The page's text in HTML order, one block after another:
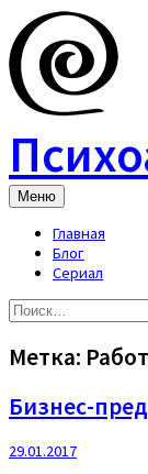
Skip
to
content
Меню
Главная
Блог
Сериал
Найти:
Метка:
Бизнес-
29.01.2017